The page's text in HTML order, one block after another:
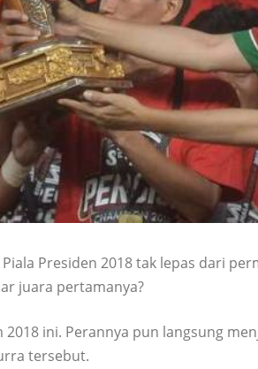
Presiden 2018 tak lepas dari
juara pertamanya?
ini. Perannya pun langsung
tersebut.